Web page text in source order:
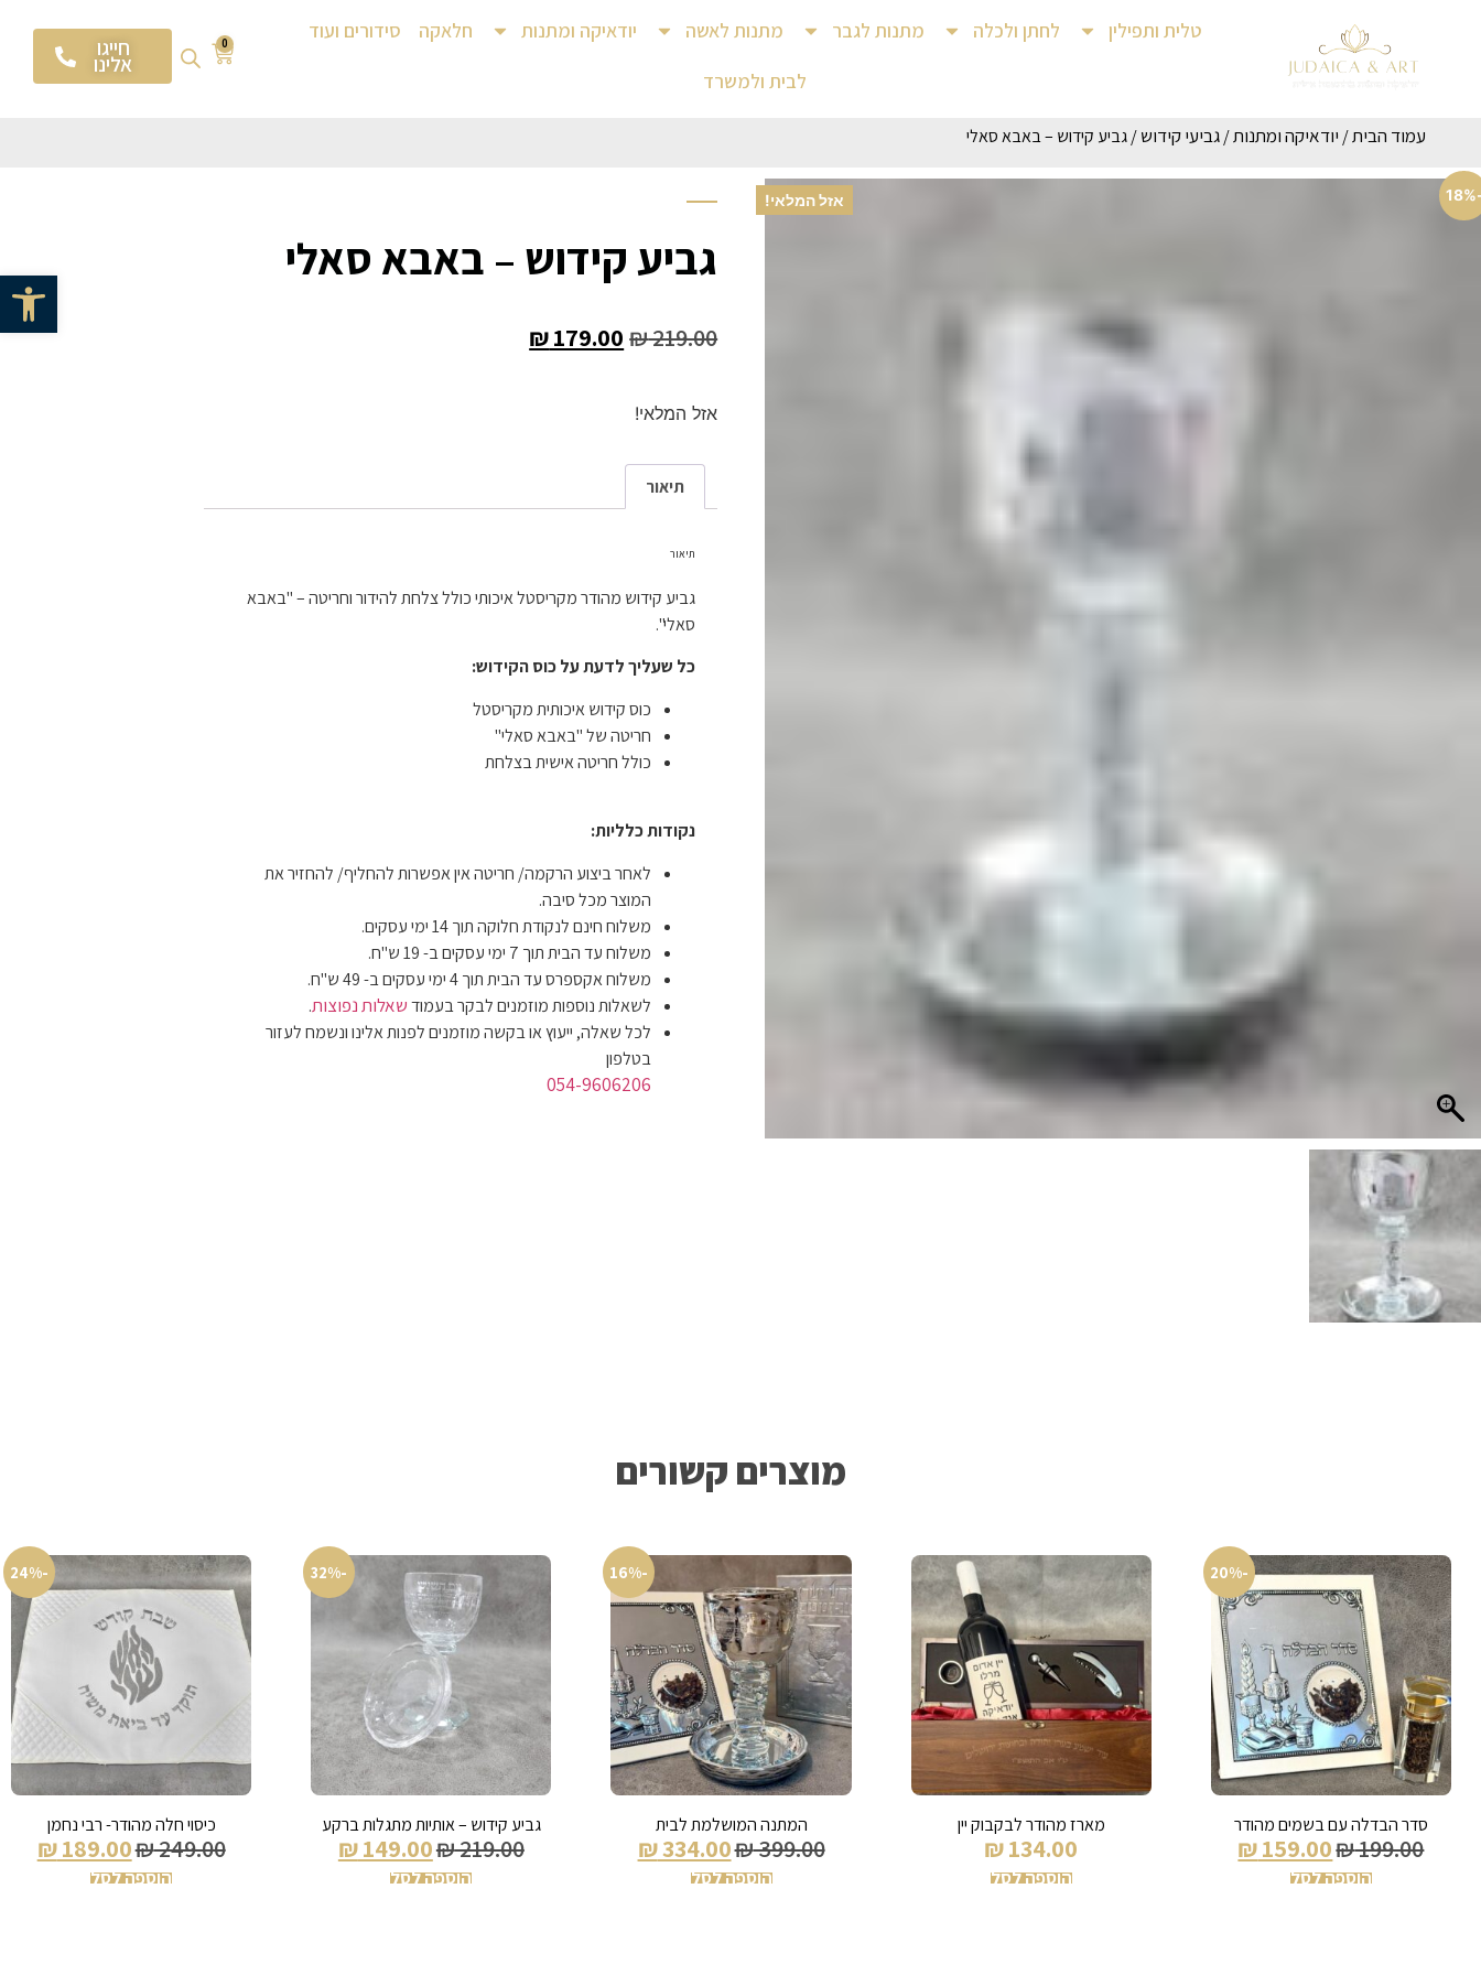
פתח
טלית ותפילין לחתן ולכלה מתנות לגבר מתנות לאשה יודאיקה ומתנות חלאקה
סידורים ועוד
לבית ולמשרד
0 חייגו
אלינו
עמוד הבית/ יודאיקה ומתנות/גביעי קידוש/ גביע קידוש – באבא סאלי
אזל המלאי! -
גביע קידוש – באבא סאלי
₪219.00
₪179.00
אזל המלאי!
תיאור
תיאור
גביע קידוש מהודר מקריסטל איכותי כולל צלחת להידור וחריטה – "באבא
סאלי".
כל שעליך לדעת על כוס הקידוש:
כוס קידוש איכותית מקריסטל
חריטה של "באבא סאלי"
כולל חריטה אישית בצלחת
נקודות כלליות:
לאחר ביצוע הרקמה/ חריטה אין אפשרות להחליף/ להחזיר את
המוצר מכל סיבה.
משלוח חינם לנקודת חלוקה תוך 14 ימי עסקים.
משלוח עד הבית תוך 7 ימי עסקים ב- 19 ש"ח.
משלוח אקספרס עד הבית תוך 4 ימי עסקים ב- 49 ש"ח.
לשאלות נוספות מוזמנים לבקר בעמודשאלות נפוצות.
לכל שאלה, ייעוץ או בקשה מוזמנים לפנות אלינו ונשמח לעזור
בטלפון
054-9606206
מוצרים קשורים
-20%
סדר הבדלה עם בשמים מהודר
₪199.00
₪159.00
הוספה לסל
מארז מהודר לבקבוק יין
₪134.00
הוספה לסל
-16%
המתנה המושלמת לבית
₪399.00
₪334.00
הוספה לסל
-32%
גביע קידוש – אותיות מתגלות ברקע
₪219.00
₪149.00
הוספה לסל
-24%
כיסוי חלה מהודר- רבי נחמן
₪249.00
₪189.00
הוספה לסל